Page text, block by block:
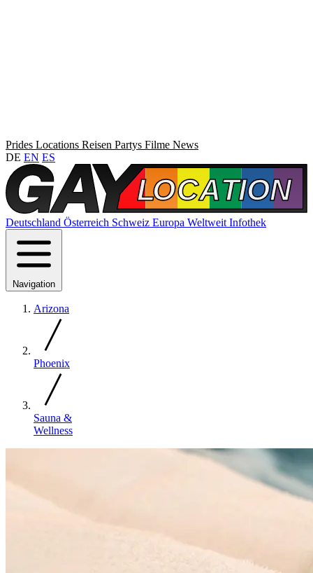
Prides Locations Reisen Partys Filme News
DE EN ES
Deutschland Österreich Schweiz Europa Weltweit Infothek
Navigation
Arizona
Phoenix
Sauna &
Wellness